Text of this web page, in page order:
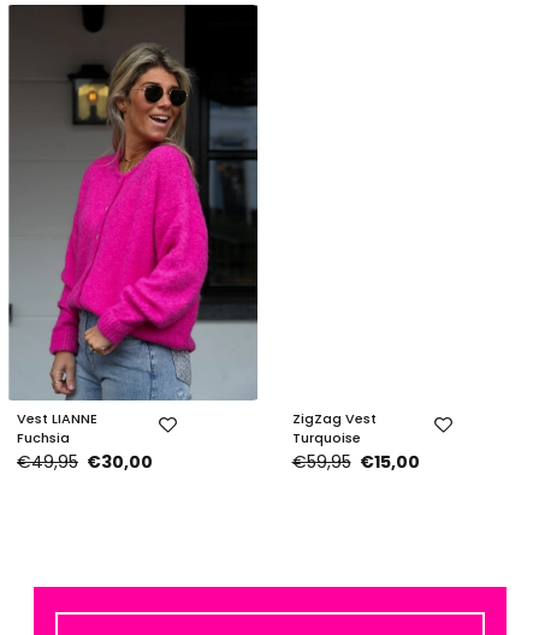
Vest LIANNE
Fuchsia
€49,95 €30,00
ZigZag Vest
Turquoise
€59,95 €15,00